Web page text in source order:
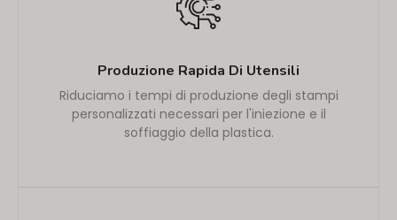
Produzione Rapida Di Utensili
Riduciamo i tempi di produzione degli stampi
personalizzati necessari per l'iniezione e il
soffiaggio della plastica.